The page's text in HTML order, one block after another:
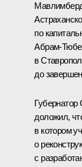
по
Абрам-Тюбе
в
до
Губернатор
доложил,
в котором
о
с